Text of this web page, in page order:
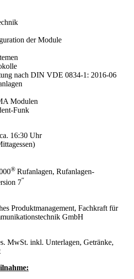
der Module
nach DIN VDE 0834-1: 2016-06
Modulen
Funk
16:30 Uhr
® Rufanlagen, Rufanlagen-
7“
Produktmanagement, Fachkraft für
GmbH
MwSt. inkl. Unterlagen, Getränke,